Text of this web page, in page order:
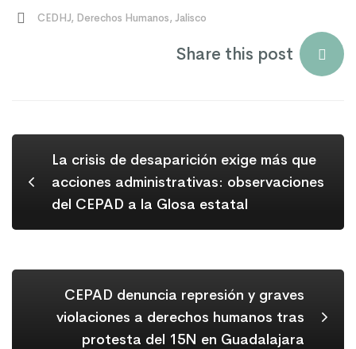
CEDHJ, Derechos Humanos, Jalisco
Share this post
La crisis de desaparición exige más que
acciones administrativas: observaciones
del CEPAD a la Glosa estatal
CEPAD denuncia represión y graves
violaciones a derechos humanos tras
protesta del 15N en Guadalajara